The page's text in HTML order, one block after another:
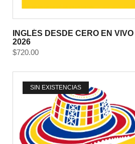
INGLÉS DESDE CERO EN
2026
$720.00
SIN EXISTENCIAS